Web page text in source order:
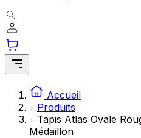
Accueil
Produits
Tapis Atlas Ovale
Médaillon